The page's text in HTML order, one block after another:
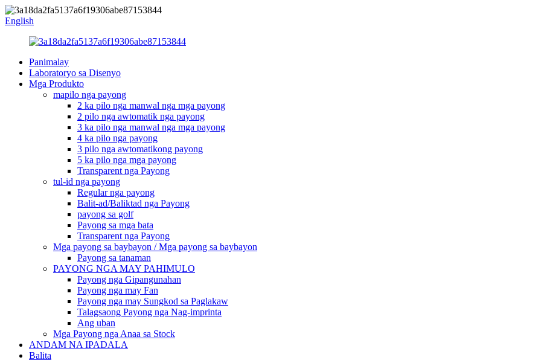
English
Panimalay
Laboratoryo sa Disenyo
Mga Produkto
mapilo nga payong
2 ka pilo nga manwal nga mga payong
2 pilo nga awtomatik nga payong
3 ka pilo nga manwal nga mga payong
4 ka pilo nga payong
3 pilo nga awtomatikong payong
5 ka pilo nga mga payong
Transparent nga Payong
tul-id nga payong
Regular nga payong
Balit-ad/Baliktad nga Payong
payong sa golf
Payong sa mga bata
Transparent nga Payong
Mga payong sa baybayon / Mga payong sa baybayon
Payong sa tanaman
PAYONG NGA MAY PAHIMULO
Payong nga Gipangunahan
Payong nga may Fan
Payong nga may Sungkod sa Paglakaw
Talagsaong Payong nga Nag-imprinta
Ang uban
Mga Payong nga Anaa sa Stock
ANDAM NA IPADALA
Balita